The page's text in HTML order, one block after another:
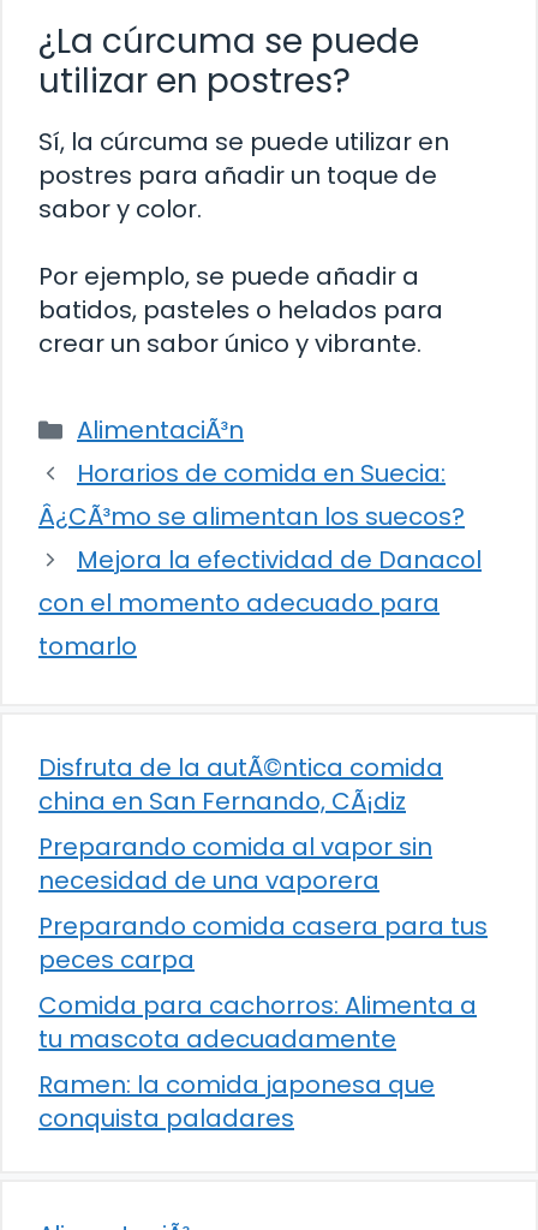
¿La cúrcuma se puede
utilizar en postres?
Sí, la cúrcuma se puede utilizar en
postres para añadir un toque de
sabor y color.
Por ejemplo, se puede añadir a
batidos, pasteles o helados para
crear un sabor único y vibrante.
Categorías
AlimentaciÃ³n
Horarios de comida en Suecia:
Â¿CÃ³mo se alimentan los suecos?
Mejora la efectividad de Danacol
con el momento adecuado para
tomarlo
Disfruta de la autÃ©ntica comida
china en San Fernando, CÃ¡diz
Preparando comida al vapor sin
necesidad de una vaporera
Preparando comida casera para tus
peces carpa
Comida para cachorros: Alimenta a
tu mascota adecuadamente
Ramen: la comida japonesa que
conquista paladares